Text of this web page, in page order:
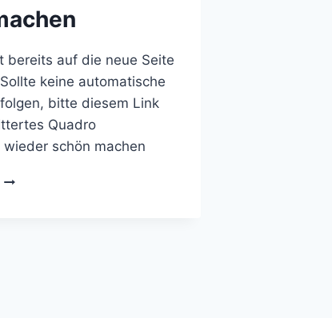
bereits auf die neue Seite
keine automatische
bitte diesem Link
Quadro
schön machen
VERWITTERTES